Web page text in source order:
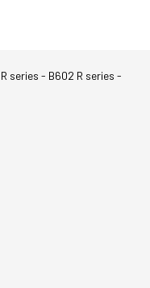
series - B602 R series -